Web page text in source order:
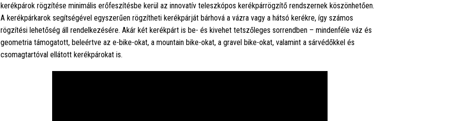
kerékpárok rögzítése minimális erőfeszítésbe kerül az innovatív teleszkópos kerékpárrögzítő rendszernek köszönhetően.
A kerékpárkarok segítségével egyszerűen rögzítheti kerékpárját bárhová a vázra vagy a hátsó kerékre, így számos
rögzítési lehetőség áll rendelkezésére. Akár két kerékpárt is be- és kivehet tetszőleges sorrendben – mindenféle váz és
geometria támogatott, beleértve az e-bike-okat, a mountain bike-okat, a gravel bike-okat, valamint a sárvédőkkel és
csomagtartóval ellátott kerékpárokat is.